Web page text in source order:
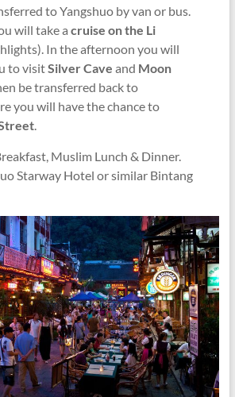
to Yangshuo by van or bus.
will take a cruise on the Li
In the afternoon you will
to visitSilver Caveand Moon
be transferred back to
you will have the chance to
.
Muslim Lunch & Dinner.
Starway Hotel or similar Bintang